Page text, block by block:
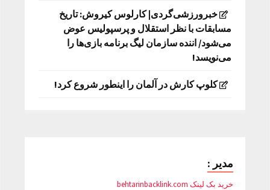
خبرورزشی‌گردی| کارلوس کیروش: تاریخ
مسابقات با نظر استقلال و پرسپولیس عوض
می‌شود/ اننده سازمان لیگ برنامه بازی‌ها را
می‌نویسد!
کلوپ کارش در آلمان را اینطور شروع کرد!
مدیر :
خرید بک لینک behtarinbacklink.com